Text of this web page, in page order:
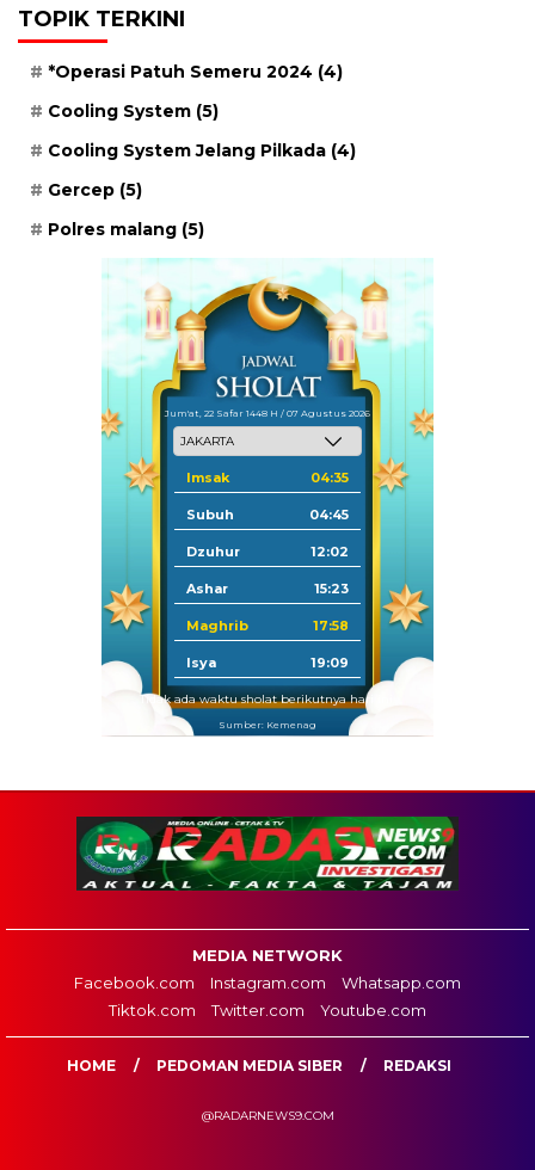
TOPIK TERKINI
*Operasi Patuh Semeru 2024 (4)
Cooling System (5)
Cooling System Jelang Pilkada (4)
Gercep (5)
Polres malang (5)
Jum'at, 22 Safar 1448 H / 07 Agustus 2026
Imsak 04:35
Subuh 04:45
Dzuhur 12:02
Ashar 15:23
Maghrib 17:58
Isya 19:09
Tidak ada waktu sholat berikutnya hari ini.
Sumber: Kemenag
MEDIA NETWORK
Facebook.com
Instagram.com
Whatsapp.com
Tiktok.com
Twitter.com Youtube.com
HOME PEDOMAN MEDIA SIBER REDAKSI
@RADARNEWS9.COM